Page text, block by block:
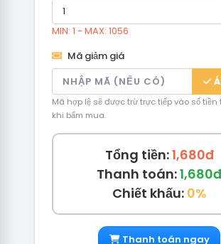
MIN: 1 - MAX: 1056
Mã giảm giá
Mã hợp lệ sẽ được trừ trực tiếp vào số
khi bấm mua.
Tổng tiền:1,680đ
Thanh toán:1,680đ
Chiết khấu: 0%
Thanh toán ngay